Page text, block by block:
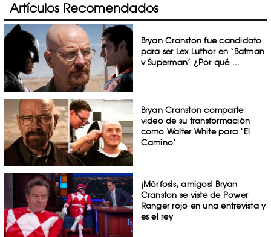
Artículos Recomendados
Bryan Cranston fue candidato
para ser Lex Luthor en ‘Batman
v Superman’ ¿Por qué ...
Bryan Cranston comparte
video de su transformación
como Walter White para ‘El
Camino’
¡Mórfosis, amigos! Bryan
Cranston se viste de Power
Ranger rojo en una entrevista y
es el rey